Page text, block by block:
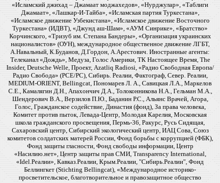
«Исламский джихад – Джамаат моджахедов», «Нурджулар», «Таблиги
Джамаат», «Лашкар-И-Тайба», «Исламская партия Туркестана»,
«Исламское движение Узбекистана», «Исламское движение Восточного
Туркестана» (ИДВТ), «Джунд аш-Шам», «АУМ Синрике», «Братство»
Корчинского, «Тризуб им. Степана Бандеры», «Организация украинских
националистов» (ОУН), международное общественное движение ЛГБТ,
А.Навальный, К.Буданов, Д.Гордон, А.Арестович. Иностранные агенты:
Телеканал «Дождь», Медуза, Голос Америки, ТК Настоящее Время, The
Insider, Deutsche Welle, Проект, Azatliq Radiosi, «Радио Свободная Европа/
Радио Свобода» (PCE/PC), Сибирь. Реалии, Фактограф, Север. Реалии,
MEDIUM-ORIENT, Bellingcat, Пономарев Л. А., Савицкая Л.А., Маркелов
С.Е., Камалягин Д.Н., Апахончич Д.А., Толоконникова Н.А., Гельман М.А.,
Шендерович В.А., Верзилов П.Ю., Баданин Р.С., Альянс Врачей, Агора,
Голос, Гражданское содействие, Династия (фонд), За права человека,
Комитет против пыток, Левада-Центр, Молодая Карелия, Московская
школа гражданского просвещения, Пермь-36, Ракурс, Русь Сидящая,
Сахаровский центр, Сибирский экологический центр, ИАЦ Сова, Союз
комитетов солдатских матерей России, Фонд борьбы с коррупцией (ФБК),
Фонд защиты гласности, Фонд свободы информации, Центр
«Насилию.нет», Центр защиты прав СМИ, Transparency International,
«Idel.Реалии», Кавказ.Реалии, Крым.Реалии, "Сибирь.Реалии", Фонд
Беллингкет (Stichting Bellingcat), «Международное историко-
просветительское, благотворительное и правозащитное общество